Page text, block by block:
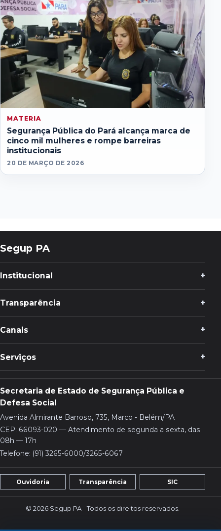
MATERIA
Segurança Pública do Pará alcança marca de
cinco mil mulheres e rompe barreiras
institucionais
20 DE MARÇO DE 2026
Segup PA
Institucional
Transparência
Canais
Serviços
Secretaria de Estado de Segurança Pública e
Defesa Social
Avenida Almirante Barroso, 735, Marco - Belém/PA
CEP: 66093-020 — Atendimento de segunda a sexta, das
08h — 17h
Telefone: (91) 3265-6000/3265-6067
Ouvidoria Transparência SIC
© 2026 Segup PA - Todos os direitos reservados.